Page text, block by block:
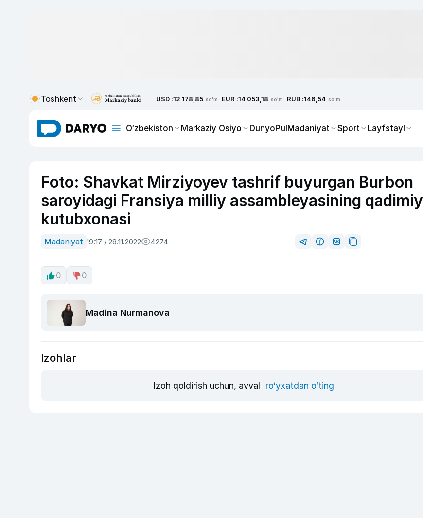
Toshkent USD :12 178,85 so'm EUR :14 053,18 so'm RUB :146,54 so'm
O‘zbekiston Markaziy Osiyo DunyoPulMadaniyat Sport Layfstayl
Foto: Shavkat Mirziyoyev tashrif buyurgan Burbon
saroyidagi Fransiya milliy assambleyasining qadimiy
kutubxonasi
Madaniyat 19:17 / 28.11.2022 4274
0 0
Madina Nurmanova
Izohlar
Izoh qoldirish uchun, avval ro‘yxatdan o‘ting